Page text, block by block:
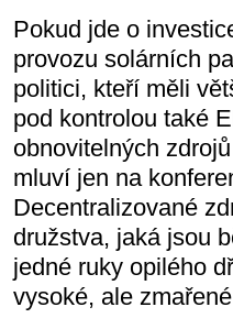
Pokud jde o
provozu solárních
politici, kteří měli
pod kontrolou také
obnovitelných
mluví jen na
Decentralizované
družstva, jaká jsou
jedné ruky opilého
vysoké, ale